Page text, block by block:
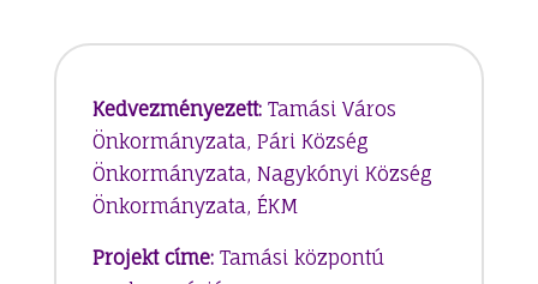
Kedvezményezett:Tamási Város
Önkormányzata, Pári Község
Önkormányzata, Nagykónyi Község
Önkormányzata, ÉKM
Projekt címe: Tamási központú